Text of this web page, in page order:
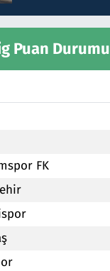
Puan Durumu
FK